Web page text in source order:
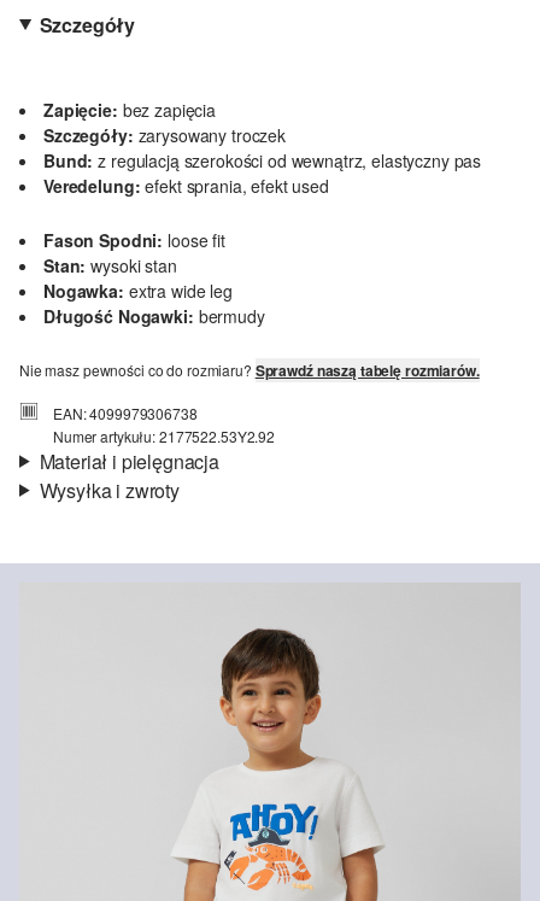
Szczegóły
Zapięcie: bez zapięcia
Szczegóły: zarysowany troczek
Bund: z regulacją szerokości od wewnątrz, elastyczny pas
Veredelung: efekt sprania, efekt used
Fason Spodni: loose fit
Stan: wysoki stan
Nogawka: extra wide leg
Długość Nogawki: bermudy
Nie masz pewności co do rozmiaru? Sprawdź naszą tabelę rozmiarów.
EAN: 4099979306738
Numer artykułu: 2177522.53Y2.92
Materiał i pielęgnacja
Nie wybielać/nie chlorować
Nie suszyć w suszarce bębnowej
Prasować w niskiej temperaturze
Pranie standardowe 40°C
Wysyłka i zwroty
Czas dostawy jest wyświetlany podczas procesu zamówienia (kroki
Koszt wysyłki wynosi 15 zł (opłata ryczałtowa).
Zwrot produktów możliwy jest w ciągu 14 dni.